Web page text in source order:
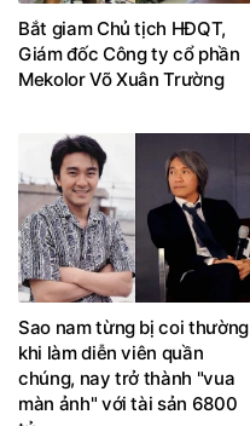
Bắt giam Chủ tịch HĐQT,
Giám đốc Công ty cổ phần
Mekolor Võ Xuân Trường
Sao nam từng bị coi thường
khi làm diễn viên quần
chúng, nay trở thành "vua
màn ảnh" với tài sản 6800